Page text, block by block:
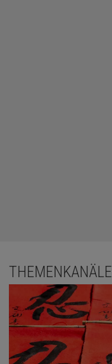
THEMENKANÄLE